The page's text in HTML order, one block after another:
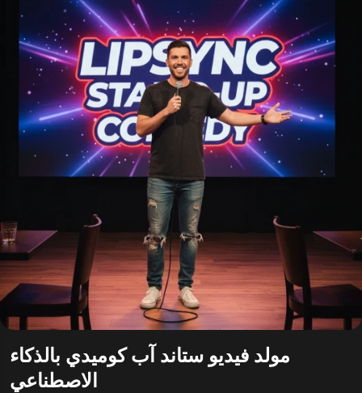
مولد فيديو ستاند آب كوميدي بالذكاء
الاصطناعي